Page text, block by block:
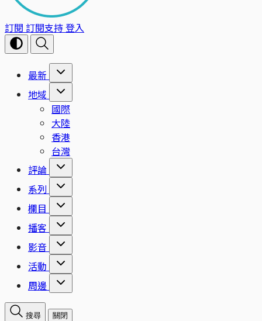
訂閱 訂閱支持登入
最新
地域
國際
大陸
香港
台灣
評論
系列
欄目
播客
影音
活動
周邊
搜尋 關閉